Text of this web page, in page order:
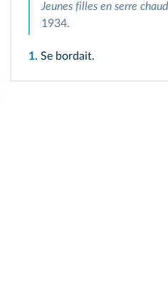
Jeunes filles en serre
1934.
1. Se bordait.